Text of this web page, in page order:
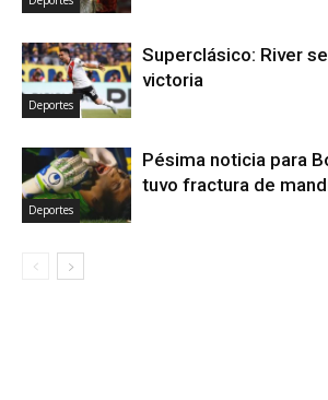
Deportes
Superclásico: River
victoria
Deportes
Pésima noticia para
tuvo fractura de